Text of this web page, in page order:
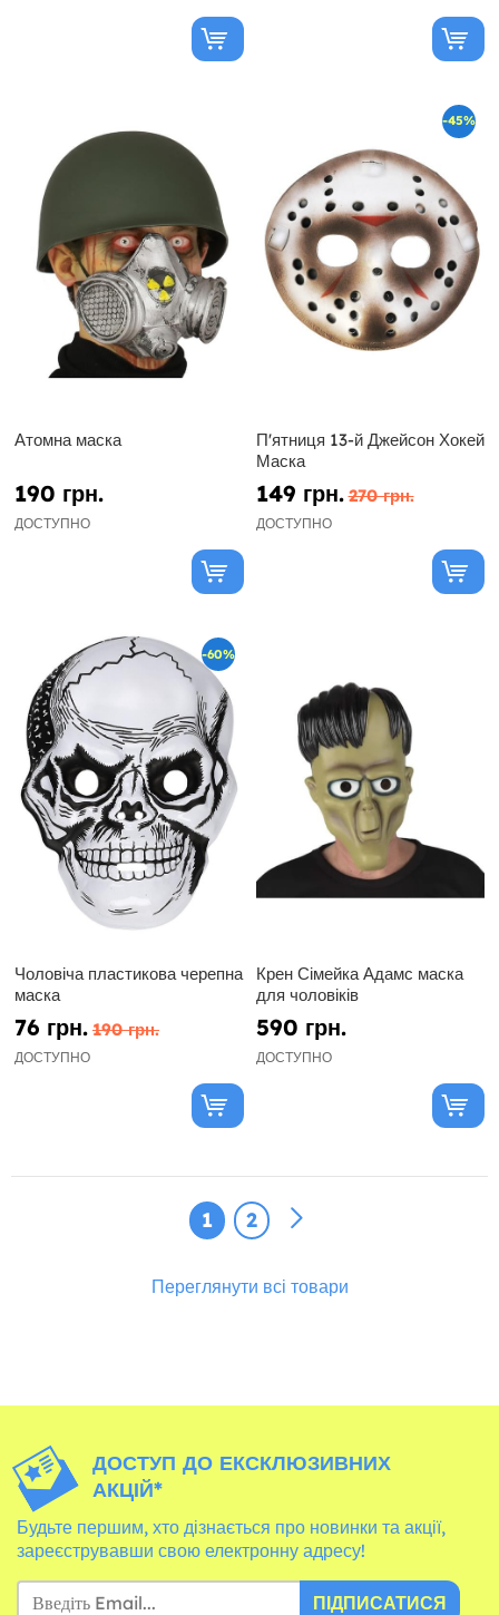
Атомна маска
190 грн.
ДОСТУПНО
-45%
П'ятниця 13-й Джейсон Хокей
Маска
149 грн. 270 грн.
ДОСТУПНО
-60%
Чоловіча пластикова черепна
маска
76 грн. 190 грн.
ДОСТУПНО
Крен Сімейка Адамс маска
для чоловіків
590 грн.
ДОСТУПНО
1 2
Переглянути всі товари
ДОСТУП ДО ЕКСКЛЮЗИВНИХ
АКЦІЙ*
Будьте першим, хто дізнається про новинки та акції,
зареєструвавши свою електронну адресу!
ПІДПИСАТИСЯ